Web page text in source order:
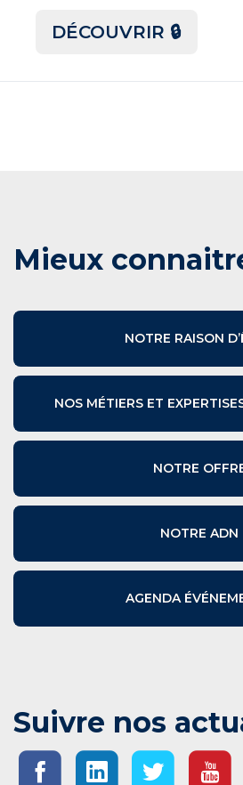
DÉCOUVRIR 🔒
Mieux
NOTRE RAISON
NOS MÉTIERS ET
NOTRE
NOTRE ADN
AGENDA
Suivre nos